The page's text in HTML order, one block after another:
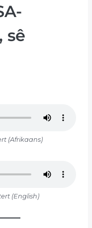
sê
(Afrikaans)
(English)